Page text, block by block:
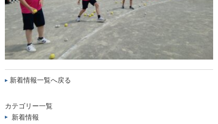
新着情報一覧へ戻る
カテゴリー一覧
新着情報